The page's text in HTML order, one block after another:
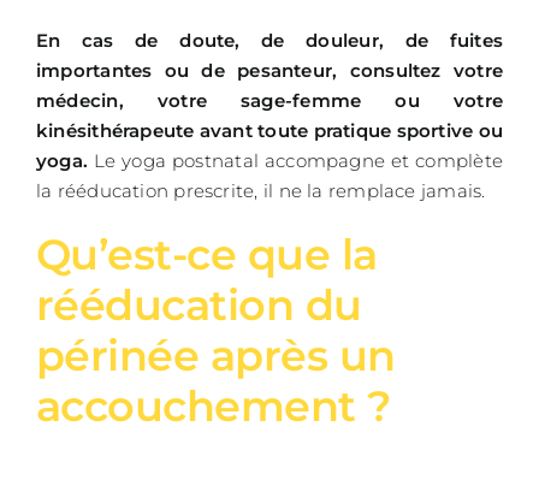
En cas de doute, de douleur, de fuites
importantes ou de pesanteur, consultez votre
médecin, votre sage-femme ou votre
kinésithérapeute avant toute pratique sportive ou
yoga. Le yoga postnatal accompagne et complète
la rééducation prescrite, il ne la remplace jamais.
Qu’est-ce que la
rééducation du
périnée après un
accouchement ?